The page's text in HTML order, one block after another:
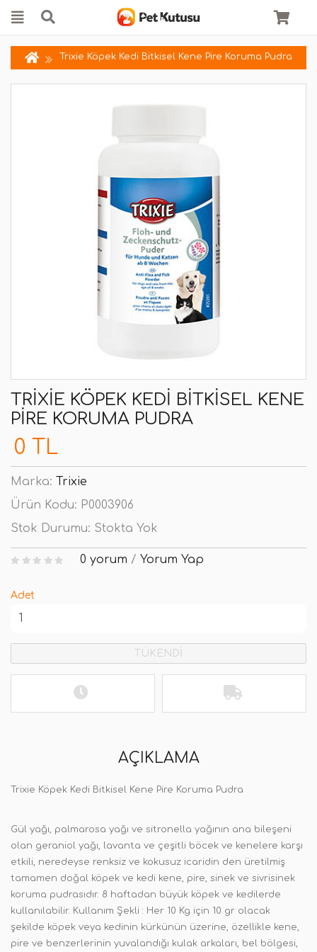
Trixie Köpek Kedi Bitkisel Kene Pire Koruma Pudra
TRIXIE KÖPEK KEDI BITKISEL KENE
PIRE KORUMA PUDRA
0 TL
Marka: Trixie
Ürün Kodu: P0003906
Stok Durumu: Stokta Yok
0 yorum / Yorum Yap
Adet
TÜKENDİ
AÇIKLAMA
Trixie Köpek Kedi Bitkisel Kene Pire Koruma Pudra
Gül yağı, palmarosa yağı ve sitronella yağının ana bileşeni
olan geraniol yağı, lavanta ve çeşitli böcek ve kenelere karşı
etkili, neredeyse renksiz ve kokusuz icaridin den üretilmiş
tamamen doğal köpek ve kedi kene, pire, sinek ve sivrisinek
koruma pudrasıdır. 8 haftadan büyük köpek ve kedilerde
kullanılabilir. Kullanım Şekli : Her 10 Kg için 10 gr olacak
şekilde köpek veya kedinin kürkünün üzerine, özellikle kene,
pire ve benzerlerinin yuvalandığı kulak arkaları, bel bölgesi,